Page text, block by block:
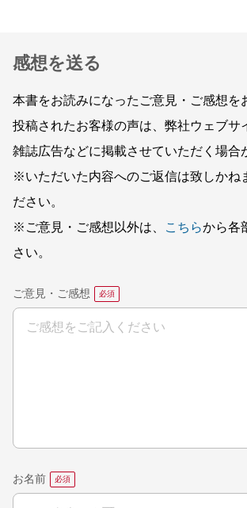
感想を送る
本書をお読みになったご意見・ご感想を
投稿されたお客様の声は、弊社ウェブサ
雑誌広告などに掲載させていただく場合
※いただいた内容へのご返信は致しかね
ださい。
※ご意見・ご感想以外は、
こちらから各
さい。
ご意見・ご感想
お名前